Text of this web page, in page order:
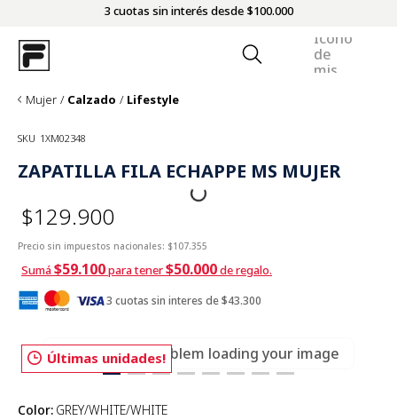
3 cuotas sin interés desde $100.000
Mujer Calzado Lifestyle
SKU 1XM02348
ZAPATILLA FILA ECHAPPE MS MUJER
$129.900
Precio sin impuestos nacionales: $107.355
Sumá$59.100para tener$50.000de regalo.
3 cuotas sin interes de $43.300
Últimas unidades!
There was a problem loading your image
Color: GREY/WHITE/WHITE